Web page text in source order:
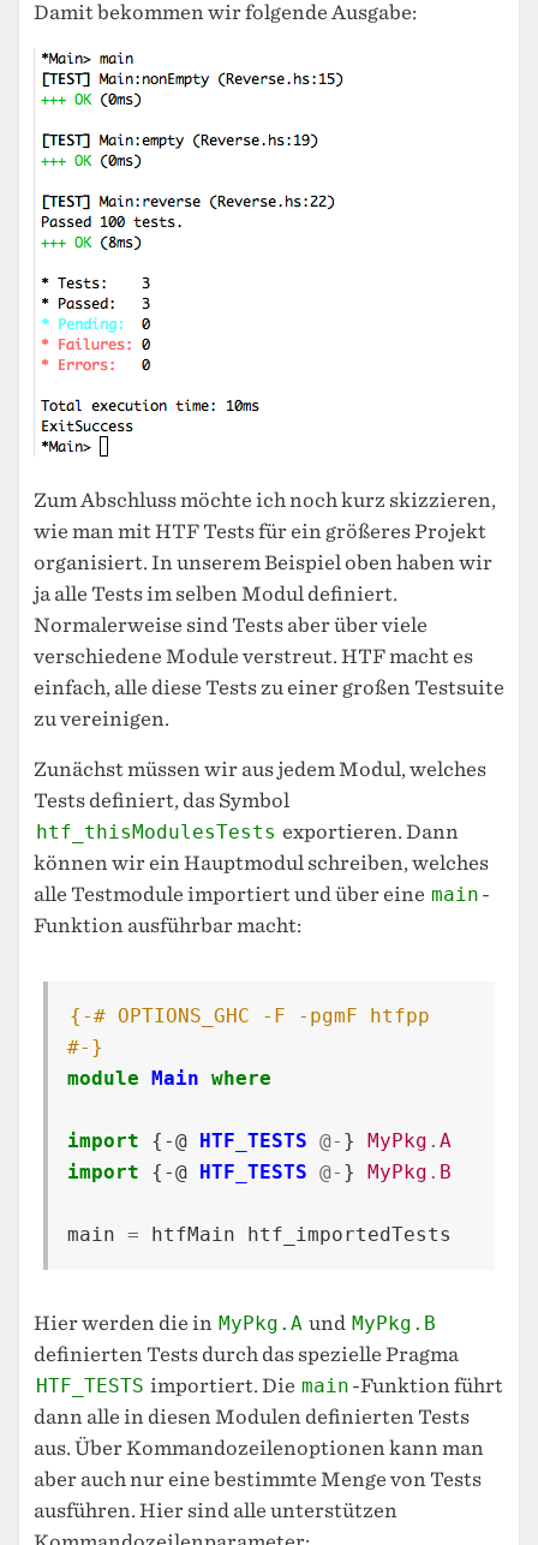
Damit bekommen wir folgende Ausgabe:
Zum Abschluss möchte ich noch kurz skizzieren,
wie man mit HTF Tests für ein größeres Projekt
organisiert. In unserem Beispiel oben haben wir
ja alle Tests im selben Modul definiert.
Normalerweise sind Tests aber über viele
verschiedene Module verstreut. HTF macht es
einfach, alle diese Tests zu einer großen Testsuite
zu vereinigen.
Zunächst müssen wir aus jedem Modul, welches
Tests definiert, das Symbol
htf_thisModulesTests exportieren. Dann
können wir ein Hauptmodul schreiben, welches
alle Testmodule importiert und über eine main -
Funktion ausführbar macht:
{-# OPTIONS_GHC -F -pgmF htfpp
#-}
module Main where
import {-@ HTF_TESTS @- } MyPkg .A
import
{-@ HTF_TESTS @- } MyPkg . B
main = htfMain htf_importedTests
Hier werden die in MyPkg.A und MyPkg.B
definierten Tests durch das spezielle Pragma
HTF_TESTS importiert. Die main -Funktion führt
dann alle in diesen Modulen definierten Tests
aus. Über Kommandozeilenoptionen kann man
aber auch nur eine bestimmte Menge von Tests
ausführen. Hier sind alle unterstützen